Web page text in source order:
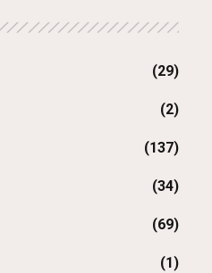
(29)
(2)
(137)
(34)
(69)
(1)